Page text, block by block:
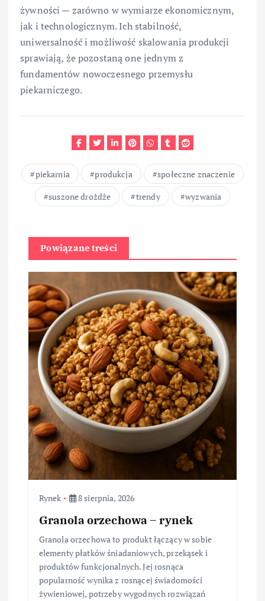
żywności — zarówno w wymiarze ekonomicznym,
jak i technologicznym. Ich stabilność,
uniwersalność i możliwość skalowania produkcji
sprawiają, że pozostaną one jednym z
fundamentów nowoczesnego przemysłu
piekarniczego.
piekarnia produkcja
społeczne znaczenie
suszone drożdże
trendy wyzwania
Powiązane treści
Rynek 8 sierpnia, 2026
Granola orzechowa – rynek
Granola orzechowa to produkt łączący w sobie
elementy płatków śniadaniowych, przekąsek i
produktów funkcjonalnych. Jej rosnąca
popularność wynika z rosnącej świadomości
żywieniowej, potrzeby wygodnych rozwiązań